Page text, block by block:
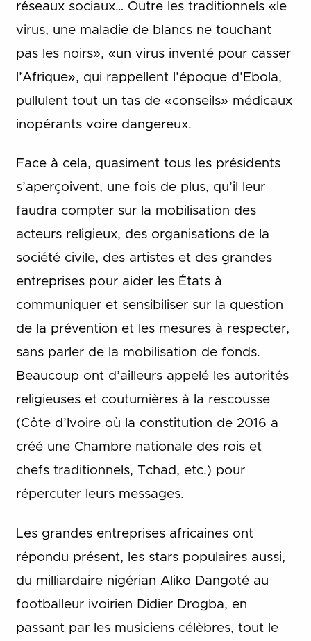
réseaux sociaux… Outre les traditionnels «le
virus, une maladie de blancs ne touchant
pas les noirs», «un virus inventé pour casser
l’Afrique», qui rappellent l’époque d’Ebola,
pullulent tout un tas de «conseils» médicaux
inopérants voire dangereux.
Face à cela, quasiment tous les présidents
s’aperçoivent, une fois de plus, qu’il leur
faudra compter sur la mobilisation des
acteurs religieux, des organisations de la
société civile, des artistes et des grandes
entreprises pour aider les États à
communiquer et sensibiliser sur la question
de la prévention et les mesures à respecter,
sans parler de la mobilisation de fonds.
Beaucoup ont d’ailleurs appelé les autorités
religieuses et coutumières à la rescousse
(Côte d’Ivoire où la constitution de 2016 a
créé une Chambre nationale des rois et
chefs traditionnels, Tchad, etc.) pour
répercuter leurs messages.
Les grandes entreprises africaines ont
répondu présent, les stars populaires aussi,
du milliardaire nigérian Aliko Dangoté au
footballeur ivoirien Didier Drogba, en
passant par les musiciens célèbres, tout le